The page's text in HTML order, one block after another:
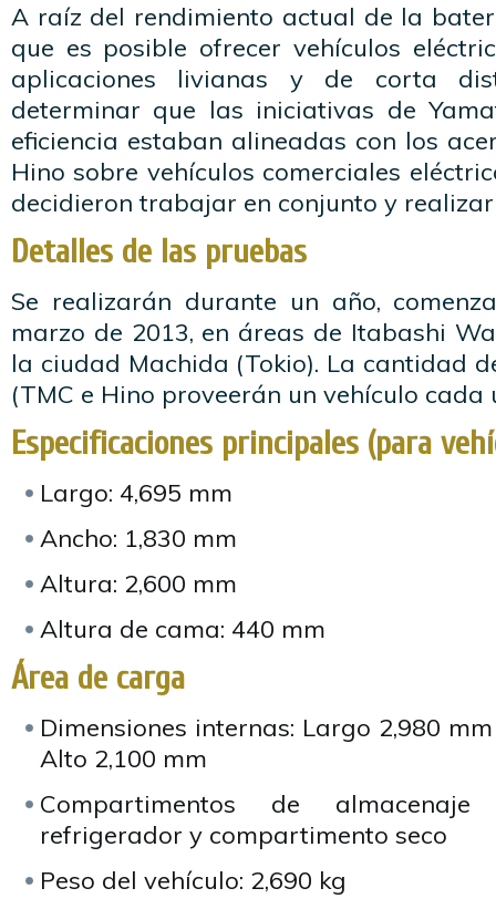
A raíz del rendimiento actual de la
que es posible ofrecer vehículos
aplicaciones livianas y de corta
determinar que las iniciativas de
eficiencia estaban alineadas con los
Hino sobre vehículos comerciales
decidieron trabajar en conjunto y
Detalles de las pruebas
Se realizarán durante un año,
marzo de 2013, en áreas de Itabashi
la ciudad Machida (Tokio). La cantidad
(TMC e Hino proveerán un vehículo cada
Especificaciones principales (para
Largo: 4,695 mm
Ancho: 1,830 mm
Altura: 2,600 mm
Altura de cama: 440 mm
Área de carga
Dimensiones internas: Largo 2,980
Alto 2,100 mm
Compartimentos de almacenaje
refrigerador y compartimento seco
Peso del vehículo: 2,690 kg